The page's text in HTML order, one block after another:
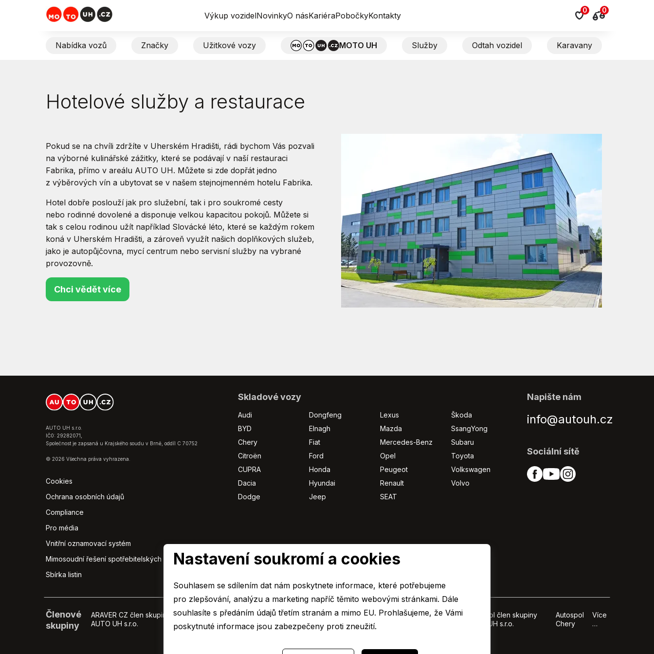
Výkup vozidelNovinkyO násKariéraPobočkyKontakty
0 0
Nabídka vozů Značky Užitkové vozy MOTO UH Služby Odtah vozidel Karavany
Hotelové služby a restaurace
Pokud se na chvíli zdržíte v Uherském Hradišti, rádi bychom Vás pozvali
na výborné kulinářské zážitky, které se podávají v naší restauraci
Fabrika, přímo v areálu AUTO UH. Můžete si zde dopřát jedno
z výběrových vín a ubytovat se v našem stejnojmenném hotelu Fabrika.
Hotel dobře poslouží jak pro služební, tak i pro soukromé cesty
nebo rodinné dovolené a disponuje velkou kapacitou pokojů. Můžete si
tak s celou rodinou užít například Slovácké léto, které se každým rokem
koná v Uherském Hradišti, a zároveň využít našich doplňkových služeb,
jako je autopůjčovna, mycí centrum nebo servisní služby na vybrané
provozovně.
Chci vědět více
AUTO UH s.r.o.
IČ0: 29282071,
Společnost je zapsaná u Krajského soudu v Brně, oddíl C 70752
© 2026 Všechna práva vyhrazena.
Cookies
Ochrana osobních údajů
Compliance
Pro média
Vnitřní oznamovací systém
Mimosoudní řešení spotřebitelských sporů
Sbírka listin
Skladové vozy
Audi
BYD
Chery
Citroën
CUPRA
Dacia
Dodge
Dongfeng
Elnagh
Fiat
Ford
Honda
Hyundai
Jeep
Lexus
Mazda
Mercedes-Benz
Opel
Peugeot
Renault
SEAT
Škoda
SsangYong
Subaru
Toyota
Volkswagen
Volvo
Napište nám
info@autouh.cz
Sociální sítě
Členové
skupiny
ARAVER CZ člen skupiny
AUTO UH s.r.o.
EURO CAR Zlín člen skupiny
AUTO UH s.r.o.
C&K člen skupiny
AUTO UH a.s.
AUTO JIHLAVA člen skupiny
AUTO UH s.r.o.
Autospol člen skupiny
AUTO UH s.r.o.
Autospol
Chery
Více
…
Nastavení soukromí a cookies
Souhlasem se sdílením dat nám poskytnete informace, které potřebujeme
pro zlepšování, analýzu a marketing napříč těmito webovými stránkami. Dále
souhlasíte s předáním údajů třetím stranám a mimo EU. Prohlašujeme, že Vámi
poskytnuté informace jsou zabezpečeny proti zneužití.